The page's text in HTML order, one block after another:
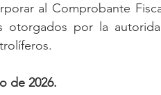
al Comprobante
otorgados por la
de 2026.